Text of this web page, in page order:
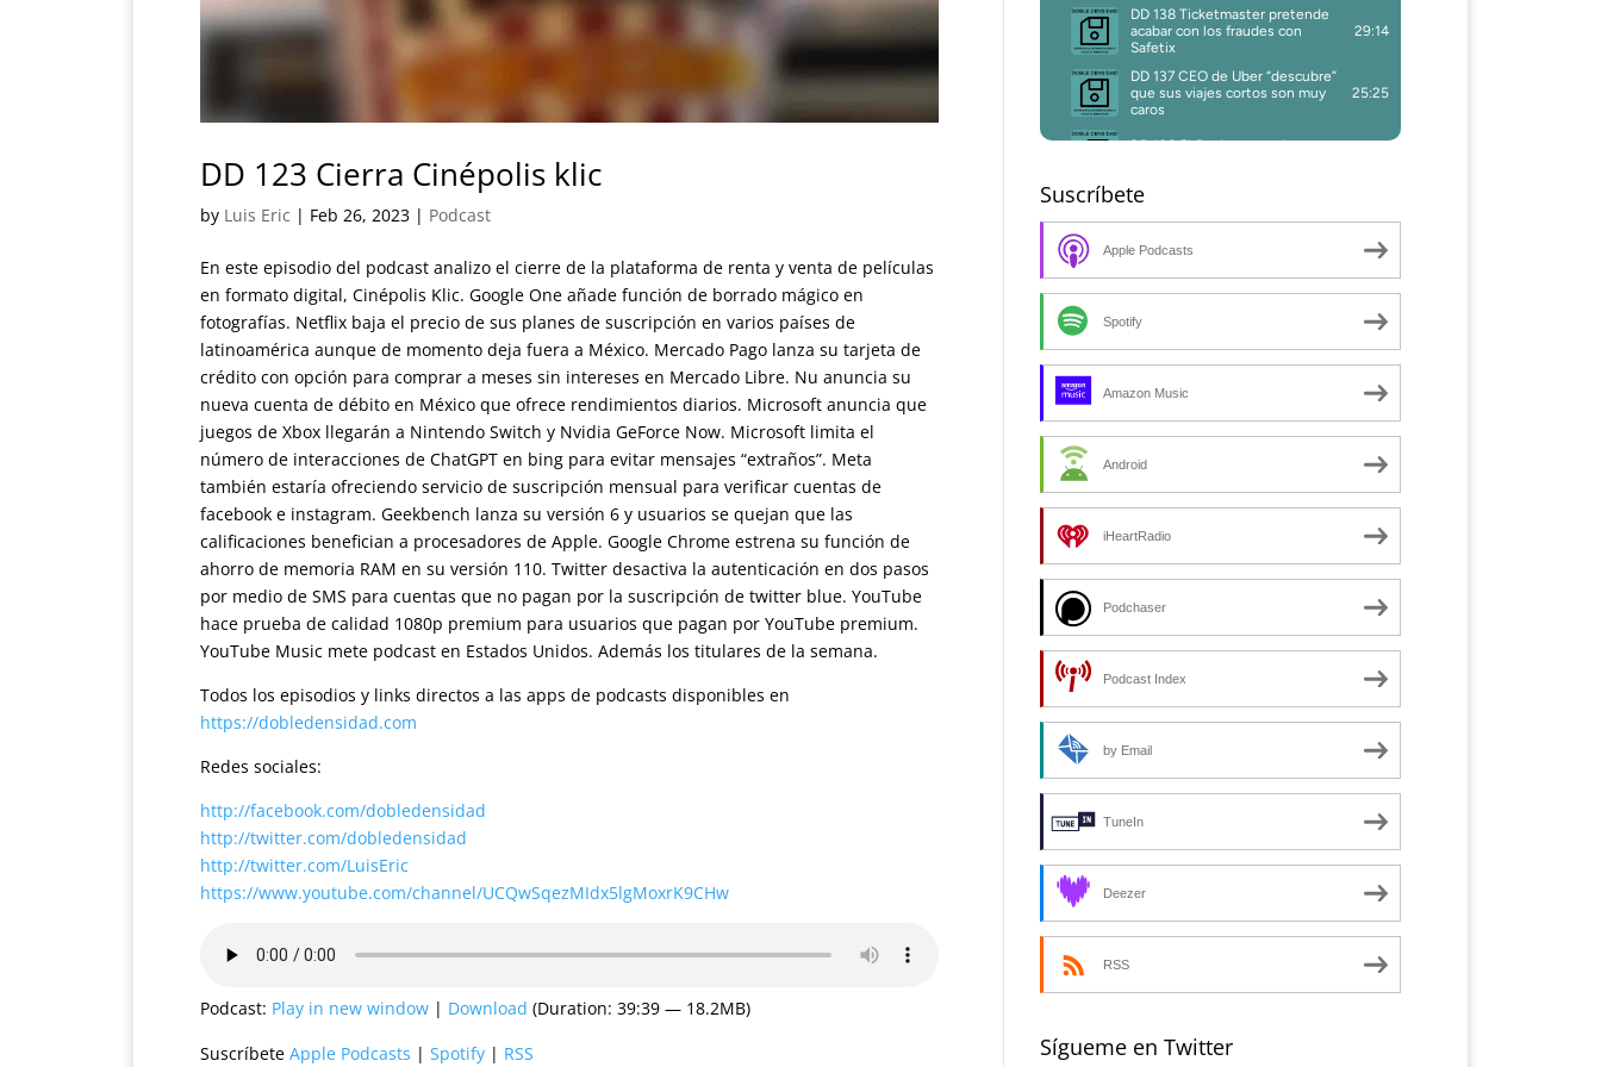
DD 123 Cierra Cinépolis klic
by Luis Eric | Feb 26, 2023 | Podcast
En este episodio del podcast analizo el cierre de la plataforma de renta y venta de películas
en formato digital, Cinépolis Klic. Google One añade función de borrado mágico en
fotografías. Netflix baja el precio de sus planes de suscripción en varios países de
latinoamérica aunque de momento deja fuera a México. Mercado Pago lanza su tarjeta de
crédito con opción para comprar a meses sin intereses en Mercado Libre. Nu anuncia su
nueva cuenta de débito en México que ofrece rendimientos diarios. Microsoft anuncia que
juegos de Xbox llegarán a Nintendo Switch y Nvidia GeForce Now. Microsoft limita el
número de interacciones de ChatGPT en bing para evitar mensajes “extraños”. Meta
también estaría ofreciendo servicio de suscripción mensual para verificar cuentas de
facebook e instagram. Geekbench lanza su versión 6 y usuarios se quejan que las
calificaciones benefician a procesadores de Apple. Google Chrome estrena su función de
ahorro de memoria RAM en su versión 110. Twitter desactiva la autenticación en dos pasos
por medio de SMS para cuentas que no pagan por la suscripción de twitter blue. YouTube
hace prueba de calidad 1080p premium para usuarios que pagan por YouTube premium.
YouTube Music mete podcast en Estados Unidos. Además los titulares de la semana.
Todos los episodios y links directos a las apps de podcasts disponibles en
https://dobledensidad.com
Redes sociales:
http://facebook.com/dobledensidad
http://twitter.com/dobledensidad
http://twitter.com/LuisEric
https://www.youtube.com/channel/UCQwSqezMIdx5lgMoxrK9CHw
Podcast: Play in new window | Download (Duration: 39:39 — 18.2MB)
Suscríbete Apple Podcasts | Spotify | RSS
Suscríbete
Apple Podcasts
Spotify
Amazon Music
Android
iHeartRadio
Podchaser
Podcast Index
by Email
TuneIn
Deezer
RSS
Sígueme en Twitter